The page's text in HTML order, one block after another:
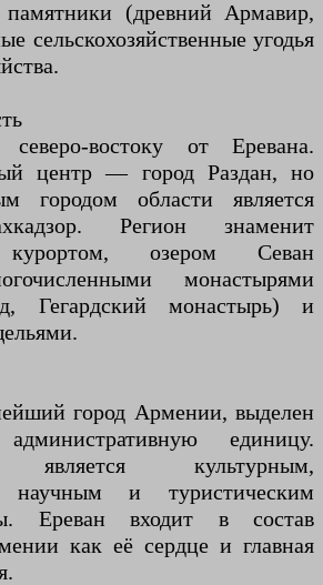
памятники (древний Армавир,
сельскохозяйственные угодья
востоку от Еревана.
центр — город Раздан, но
городом области является
Регион знаменит
озером Севан
монастырями
Гегардский монастырь) и
город Армении, выделен
единицу.
является культурным,
научным и туристическим
Ереван входит в состав
как её сердце и главная